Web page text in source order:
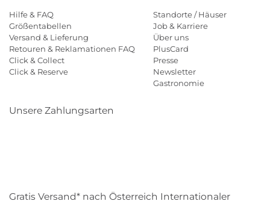
Hilfe & FAQ
Größentabellen
Versand & Lieferung
Retouren & Reklamationen FAQ
Click & Collect
Click & Reserve
Standorte / Häuser
Job & Karriere
Über uns
PlusCard
Presse
Newsletter
Gastronomie
Unsere Zahlungsarten
Gratis Versand* nach Österreich Internationaler